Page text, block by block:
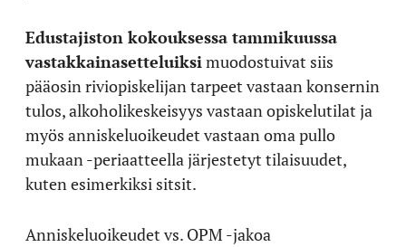
Edustajiston kokouksessa tammikuussa
vastakkainasetteluiksimuodostuivat siis
pääosin riviopiskelijan tarpeet vastaan konsernin
tulos, alkoholikeskeisyys vastaan opiskelutilat ja
myös anniskeluoikeudet vastaan oma pullo
mukaan -periaatteella järjestetyt tilaisuudet,
kuten esimerkiksi sitsit.
Anniskeluoikeudet vs. OPM -jakoa